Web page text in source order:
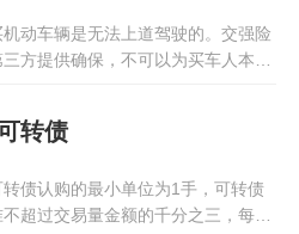
动车辆是无法上道驾驶的。交强险
方提供确保，不可以为买车人本人
转债
债认购的最小单位为1手，可转债
超过交易量金额的千分之三，每笔